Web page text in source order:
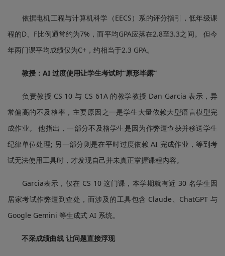
依据电机工程与计算机科学（EECS）系的评分指引，低年级课
程的D、F比例通常约为7%，而平均GPA应落在2.8至3.3之间。 但今
年两门课平均成绩仅为C+，约相当于2.3 GPA。
教授：AI 过度使用让学生考试时“原形毕露”
负责教授 CS 10 与 CS 61A 的教学教授 Dan Garcia 表示，异
常偏高的不及格率，主要原因之一是学生大量依赖大型语言模型完
成作业。 他指出，一部分不及格学生是因为作弊遭查获并移送学生
纪律单位处理; 另一部分则是在平时过度依赖 AI 完成作业，等到考
试无法使用工具时，才发现自己并未真正掌握课程内容。
Garcia表示，仅在 CS 10 这门课，本学期就有近 30 名学生因
居家考试作弊遭到查处，而涉及的工具包含 Claude、ChatGPT 与
Google Gemini 等生成式 AI 系统。
不采成绩曲线 让问题直接浮现